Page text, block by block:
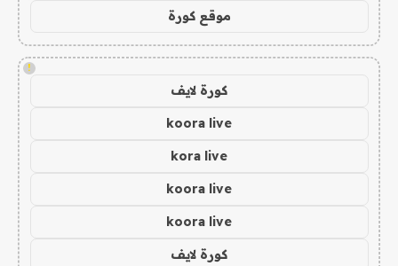
موقع كورة
!
كورة لايف
koora live
kora live
koora live
koora live
كورة لايف